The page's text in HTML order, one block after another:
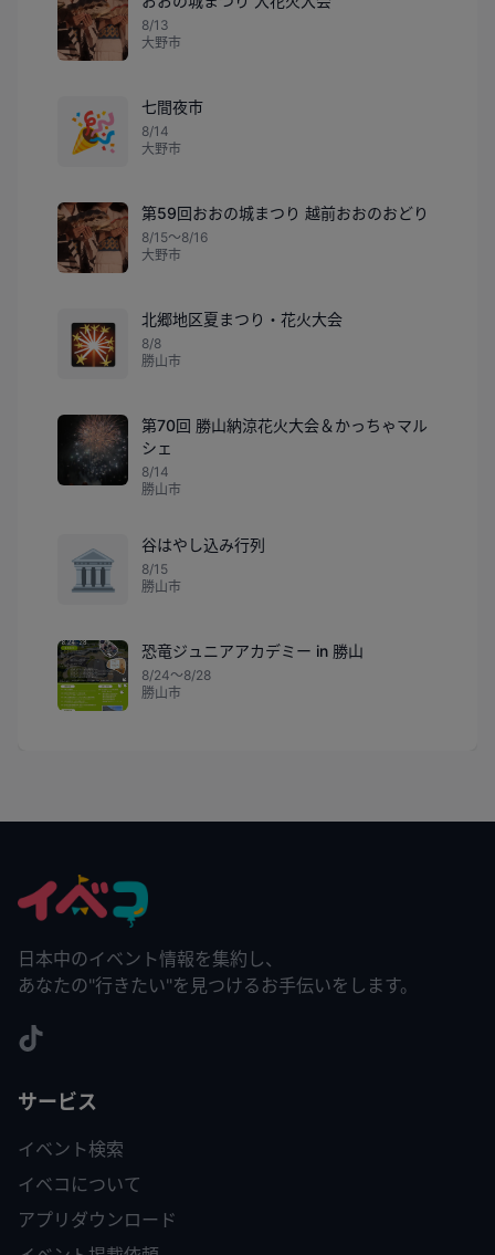
8/13
大野市
🎉
七間夜市
8/14
大野市
第59回おおの城まつり 越前おおのおどり
8/15〜8/16
大野市
🎇
北郷地区夏まつり・花火大会
8/8
勝山市
第70回 勝山納涼花火大会＆かっちゃマル
シェ
8/14
勝山市
🏛️
谷はやし込み行列
8/15
勝山市
恐竜ジュニアアカデミー in 勝山
8/24〜8/28
勝山市
日本中のイベント情報を集約し、
あなたの"行きたい"を見つけるお手伝いをします。
サービス
イベント検索
イベコについて
アプリダウンロード